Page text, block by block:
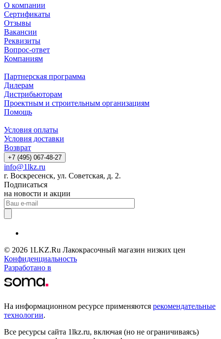
О компании
Сертификаты
Отзывы
Вакансии
Реквизиты
Вопрос-ответ
Компаниям
Партнерская программа
Дилерам
Дистрибьюторам
Проектным и строительным организациям
Помощь
Условия оплаты
Условия доставки
Возврат
+7 (495) 067-48-27
info@1lkz.ru
г. Воскресенск, ул. Советская, д. 2.
Подписаться
на новости и акции
© 2026 1LKZ.Ru Лакокрасочный магазин низких цен
Конфиденциальность
Разработано в
На информационном ресурсе применяются рекомендательные
технологии.
Все ресурсы сайта 1lkz.ru, включая (но не ограничиваясь)